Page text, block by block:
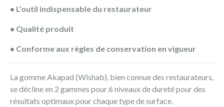
• L’outil indispensable du restaurateur
• Qualité produit
• Conforme aux règles de conservation en vigueur
La gomme Akapad (Wishab), bien connue des restaurateurs,
se décline en 2 gammes pour 6 niveaux de dureté pour des
résultats optimaux pour chaque type de surface.